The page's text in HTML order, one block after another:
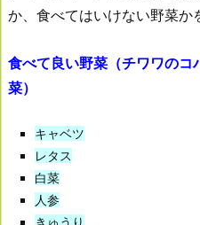
か、食べてはいけない野菜か
食べて良い野菜（チワワのコ
菜）
キャベツ
レタス
白菜
人参